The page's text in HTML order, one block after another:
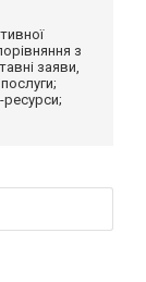
з
заяви,
ресурси;